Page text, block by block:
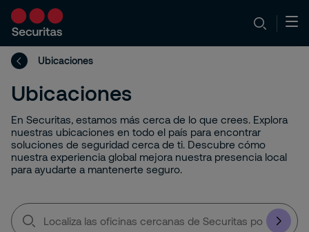
Ubicaciones
Ubicaciones
En Securitas, estamos más cerca de lo que crees. Explora
nuestras ubicaciones en todo el país para encontrar
soluciones de seguridad cerca de ti. Descubre cómo
nuestra experiencia global mejora nuestra presencia local
para ayudarte a mantenerte seguro.
Localiza
las